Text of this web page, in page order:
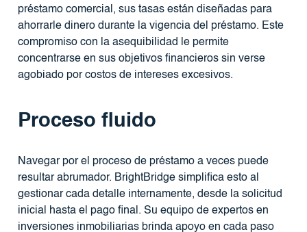
préstamo comercial, sus tasas están diseñadas para
ahorrarle dinero durante la vigencia del préstamo. Este
compromiso con la asequibilidad le permite
concentrarse en sus objetivos financieros sin verse
agobiado por costos de intereses excesivos.
Proceso fluido
Navegar por el proceso de préstamo a veces puede
resultar abrumador. BrightBridge simplifica esto al
gestionar cada detalle internamente, desde la solicitud
inicial hasta el pago final. Su equipo de expertos en
inversiones inmobiliarias brinda apoyo en cada paso